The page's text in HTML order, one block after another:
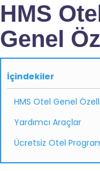
HMS
Genel
İçindekiler
HMS Otel Genel
Yardımcı Araçlar
Ücretsiz Otel